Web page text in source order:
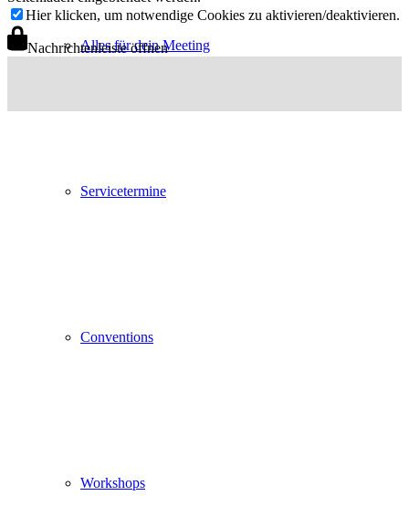
Alles für dein Meeting
Servicetermine
Conventions
Workshops
Hier klicken, um notwendige Cookies zu aktivieren/deaktivieren.
Nachrichtenleiste öffnen